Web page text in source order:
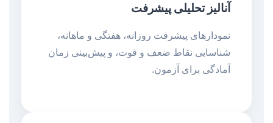
آنالیز تحلیلی پیشرفت
نمودارهای پیشرفت روزانه، هفتگی و ماهانه،
شناسایی نقاط ضعف و قوت، و پیش‌بینی زمان
آمادگی برای آزمون.